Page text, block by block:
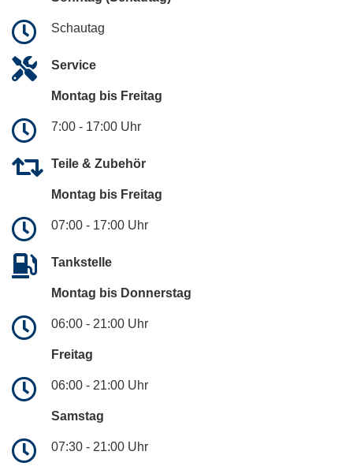
Schautag
Service
Montag bis Freitag
7:00 - 17:00 Uhr
Teile & Zubehör
Montag bis Freitag
07:00 - 17:00 Uhr
Tankstelle
Montag bis Donnerstag
06:00 - 21:00 Uhr
Freitag
06:00 - 21:00 Uhr
Samstag
07:30 - 21:00 Uhr